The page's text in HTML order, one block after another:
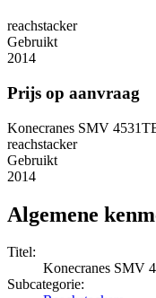
reachstacker
Gebruikt
2014
Prijs op aanvraag
Konecranes SMV
reachstacker
Gebruikt
2014
Algemene
Titel:
Konecranes SMV
Subcategorie: